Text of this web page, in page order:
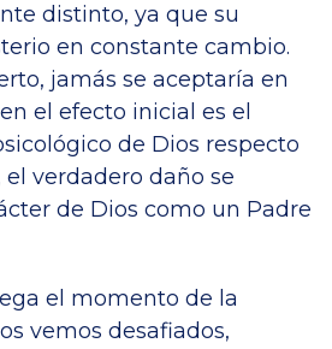
distinto, ya que su
en constante cambio.
jamás se aceptaría en
el efecto inicial es el
de Dios respecto
el verdadero daño se
de Dios como un Padre
el momento de la
vemos desafiados,